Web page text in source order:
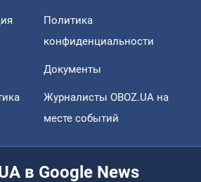
Политика
конфиденциальности
Документы
Журналисты OBOZ.UA на
месте событий
в Google News